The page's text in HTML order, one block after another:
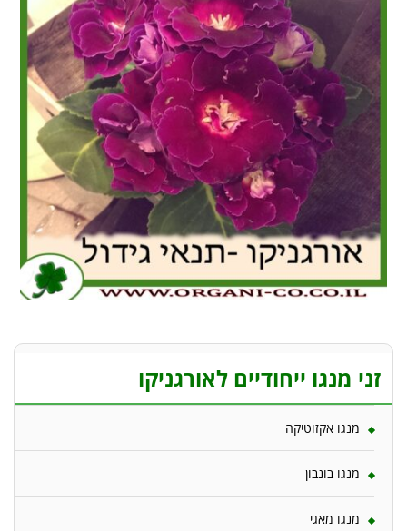
זני מנגו ייחודיים לאורגניקו
מנגו אקזוטיקה
מנגו בונבון
מנגו מאגי